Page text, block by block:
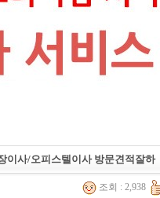
이사/오피스텔이사 방문견적잘하
조회 : 2,938